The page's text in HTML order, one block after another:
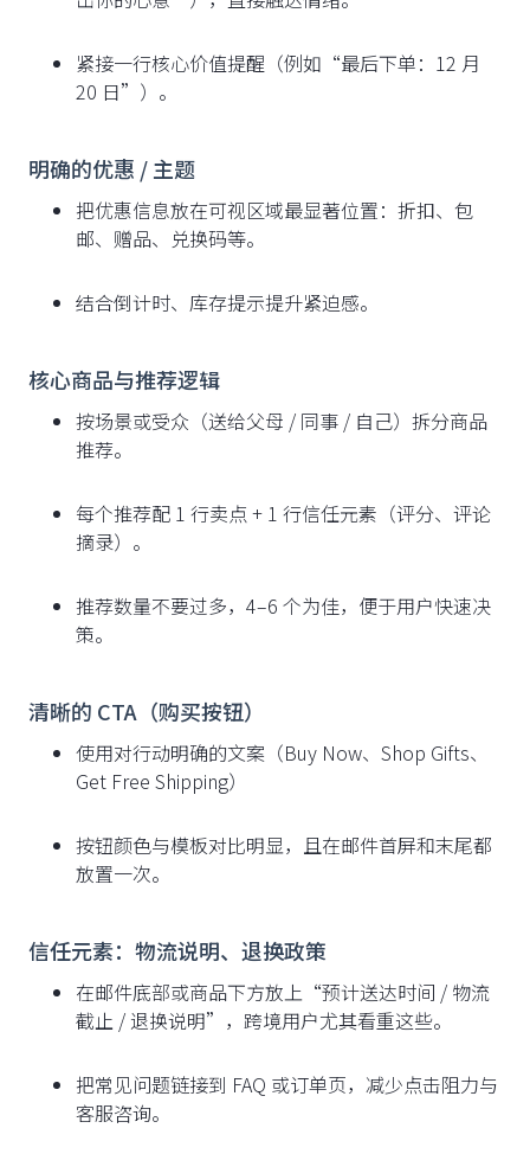
紧接一行核心价值提醒（例如“最后下单：12 月
20 日”）。
明确的优惠 / 主题
把优惠信息放在可视区域最显著位置：折扣、包
邮、赠品、兑换码等。
结合倒计时、库存提示提升紧迫感。
核心商品与推荐逻辑
按场景或受众（送给父母 / 同事 / 自己）拆分商品
推荐。
每个推荐配 1 行卖点 + 1 行信任元素（评分、评论
摘录）。
推荐数量不要过多，4–6 个为佳，便于用户快速决
策。
清晰的 CTA（购买按钮）
使用对行动明确的文案（Buy Now、Shop Gifts、
Get Free Shipping）
按钮颜色与模板对比明显，且在邮件首屏和末尾都
放置一次。
信任元素：物流说明、退换政策
在邮件底部或商品下方放上“预计送达时间 / 物流
截止 / 退换说明”，跨境用户尤其看重这些。
把常见问题链接到 FAQ 或订单页，减少点击阻力与
客服咨询。